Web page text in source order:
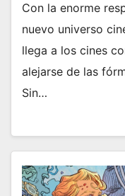
Con la enorme
nuevo universo
llega a los cines
alejarse de las
Sin…